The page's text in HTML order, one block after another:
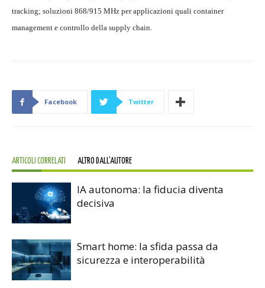
tracking; soluzioni 868/915 MHz per applicazioni quali container
management e controllo della supply chain.
Facebook Twitter
ARTICOLI CORRELATI ALTRO DALL'AUTORE
IA autonoma: la fiducia diventa
decisiva
Smart home: la sfida passa da
sicurezza e interoperabilità